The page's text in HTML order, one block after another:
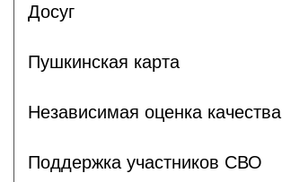
Досуг
Пушкинская карта
Независимая оценка качества
Поддержка участников СВО